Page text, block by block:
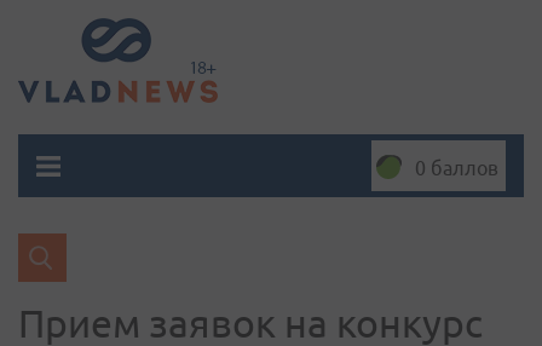
0 баллов
Прием заявок на конкурс